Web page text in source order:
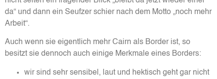
da“ und dann ein Seufzer schier nach dem Motto „noch mehr
Arbeit“.
Auch wenn sie eigentlich mehr Cairn als Border ist, so
besitzt sie dennoch auch einige Merkmale eines Borders:
wir sind sehr sensibel, laut und hektisch geht gar nicht